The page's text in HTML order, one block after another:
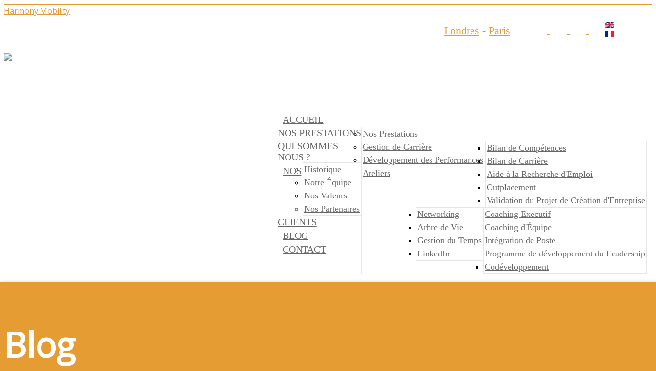
Harmony Mobility
Londres - Paris
ACCUEIL
NOS PRESTATIONS Nos Prestations
Gestion de Carrière
Bilan de Compétences
Bilan de Carrière
Aide à la Recherche d'Emploi
Outplacement
Validation du Projet de Création d'Entreprise
Développement des Performances
Coaching Exécutif
Coaching d'Équipe
Intégration de Poste
Programme de développement du Leadership
Codéveloppement
Ateliers
Networking
Arbre de Vie
Gestion du Temps
LinkedIn
QUI SOMMES
NOUS ?
Historique
Notre Équipe
Nos Valeurs
Nos Partenaires
NOS
CLIENTS
BLOG
CONTACT
Blog